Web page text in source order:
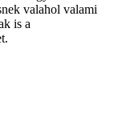
valahol valami
is a